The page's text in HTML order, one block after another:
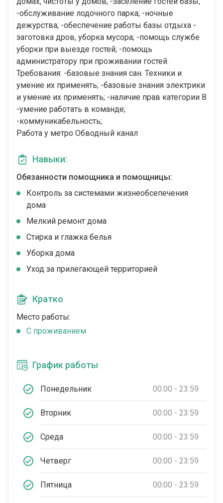
-обслуживание лодочного парка; -ночные
дежурства; -обеспечение работы базы отдыха -
заготовка дров, уборка мусора; -помощь службе
уборки при выезде гостей; -помощь
администратору при проживании гостей.
Требования: -базовые знания сан. Техники и
умение их применять; -базовые знания электрики
и умение их применять; -наличие прав категории B
-умение работать в команде;
-коммуникабельность;
Работа у метро Обводный канал
Навыки:
Обязанности помощника и помощницы:
Контроль за системами жизнеобсепечения
дома
Мелкий ремонт дома
Стирка и глажка белья
Уборка дома
Уход за прилегающей территорией
Кратко
Место работы:
C проживанием
График работы
Понедельник 00:00 - 23:59
Вторник 00:00 - 23:59
Среда 00:00 - 23:59
Четверг 00:00 - 23:59
Пятница 00:00 - 23:59